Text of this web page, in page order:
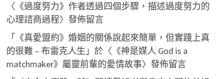
〈 《過度努力》作者透過四個步驟，描述過度努力的
心理諮商過程〉發佈留言
「 《真愛盟約》婚姻的關係說起來簡單，但實踐上真
的很難 – 布雷克人生 」於〈 《神是媒人 God is a
matchmaker》屬靈前輩的愛情故事〉發佈留言